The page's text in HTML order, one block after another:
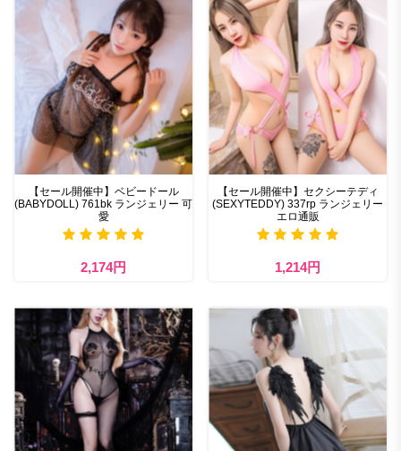
【セール開催中】ベビードール
(BABYDOLL) 761bk ランジェリー 可
愛
2,174円
【セール開催中】セクシーテディ
(SEXYTEDDY) 337rp ランジェリー
エロ通販
1,214円